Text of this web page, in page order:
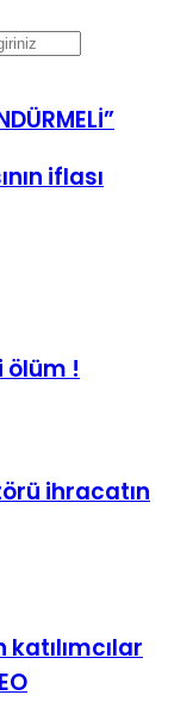
iflası
ölüm !
ihracatın